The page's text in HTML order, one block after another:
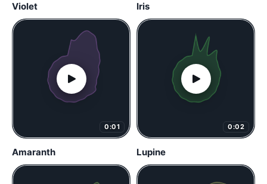
Violet Iris
0:01
Amaranth
0:02
Lupine